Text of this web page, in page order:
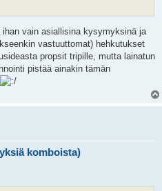
vain asiallisina kysymyksinä ja
vastuuttomat) hehkutukset
propsit tripille, mutta lainatun
pistää ainakin tämän
komboista)